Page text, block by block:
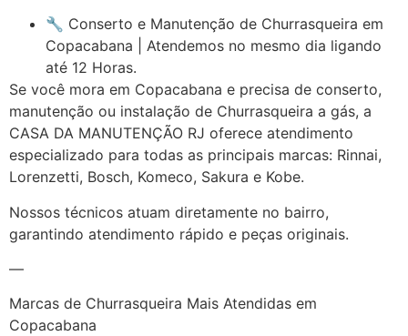
🔧 Conserto e Manutenção de Churrasqueira em
Copacabana | Atendemos no mesmo dia ligando
até 12 Horas.
Se você mora em Copacabana e precisa de conserto,
manutenção ou instalação de Churrasqueira a gás, a
CASA DA MANUTENÇÃO RJ oferece atendimento
especializado para todas as principais marcas: Rinnai,
Lorenzetti, Bosch, Komeco, Sakura e Kobe.
Nossos técnicos atuam diretamente no bairro,
garantindo atendimento rápido e peças originais.
—
Marcas de Churrasqueira Mais Atendidas em
Copacabana